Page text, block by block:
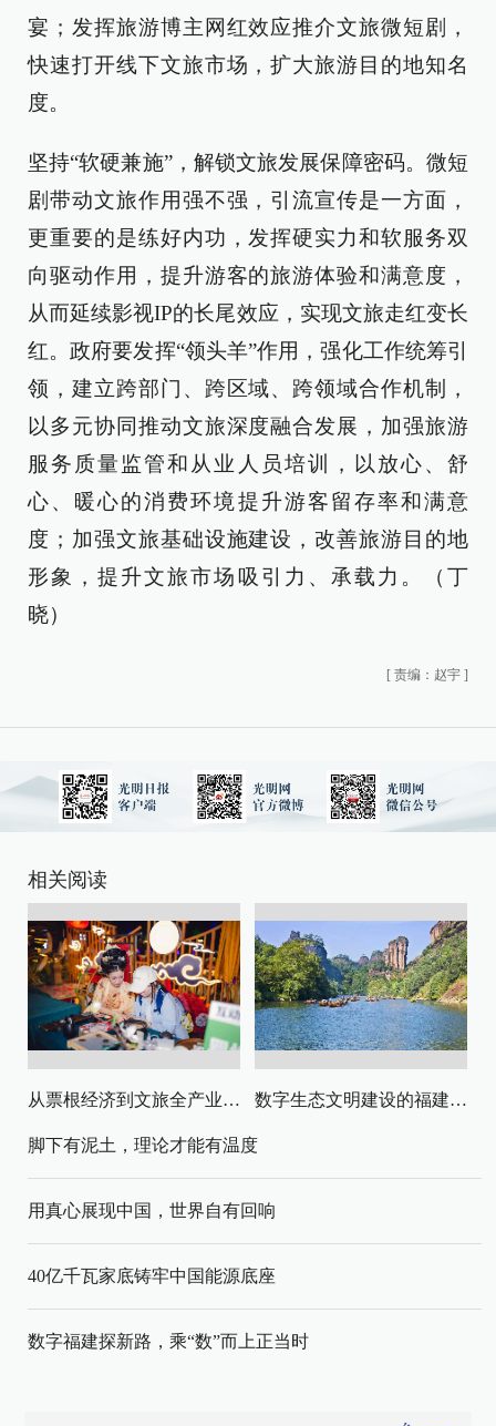
宴；发挥旅游博主网红效应推介文旅微短剧，
快速打开线下文旅市场，扩大旅游目的地知名
度。
坚持“软硬兼施”，解锁文旅发展保障密码。微短
剧带动文旅作用强不强，引流宣传是一方面，
更重要的是练好内功，发挥硬实力和软服务双
向驱动作用，提升游客的旅游体验和满意度，
从而延续影视IP的长尾效应，实现文旅走红变长
红。政府要发挥“领头羊”作用，强化工作统筹引
领，建立跨部门、跨区域、跨领域合作机制，
以多元协同推动文旅深度融合发展，加强旅游
服务质量监管和从业人员培训，以放心、舒
心、暖心的消费环境提升游客留存率和满意
度；加强文旅基础设施建设，改善旅游目的地
形象，提升文旅市场吸引力、承载力。（丁
晓）
[ 责编：赵宇 ]
相关阅读
从票根经济到文旅全产业链升级 数字生态文明建设的福建路径与启示
脚下有泥土，理论才能有温度
用真心展现中国，世界自有回响
40亿千瓦家底铸牢中国能源底座
数字福建探新路，乘“数”而上正当时